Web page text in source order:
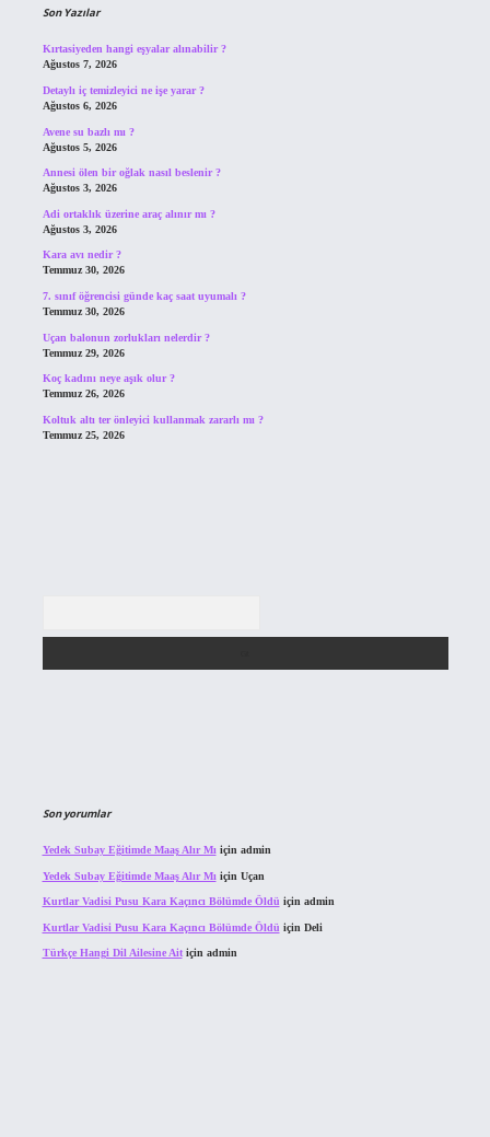
Son Yazılar
Kırtasiyeden hangi eşyalar alınabilir ?
Ağustos 7, 2026
Detaylı iç temizleyici ne işe yarar ?
Ağustos 6, 2026
Avene su bazlı mı ?
Ağustos 5, 2026
Annesi ölen bir oğlak nasıl beslenir ?
Ağustos 3, 2026
Adi ortaklık üzerine araç alınır mı ?
Ağustos 3, 2026
Kara avı nedir ?
Temmuz 30, 2026
7. sınıf öğrencisi günde kaç saat uyumalı ?
Temmuz 30, 2026
Uçan balonun zorlukları nelerdir ?
Temmuz 29, 2026
Koç kadını neye aşık olur ?
Temmuz 26, 2026
Koltuk altı ter önleyici kullanmak zararlı mı ?
Temmuz 25, 2026
Son yorumlar
Yedek Subay Eğitimde Maaş Alır Mı için admin
Yedek Subay Eğitimde Maaş Alır Mı için Uçan
Kurtlar Vadisi Pusu Kara Kaçıncı Bölümde Öldü için admin
Kurtlar Vadisi Pusu Kara Kaçıncı Bölümde Öldü için Deli
Türkçe Hangi Dil Ailesine Aitiçin admin